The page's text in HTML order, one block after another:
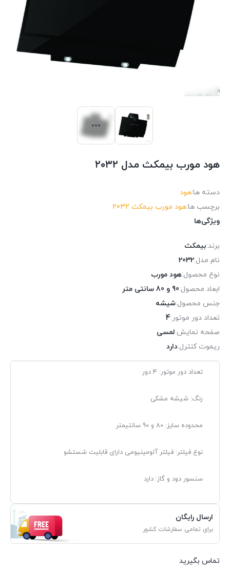
هود مورب بیمکث مدل ۲۰۳۲
دسته ها:هود
برچسب ها:هود مورب بیمکث 2032
ویژگی‌ها
برند:بیمکث
نام مدل:2032
نوع محصول:هود مورب
ابعاد محصول:90 و 80 سانتی متر
جنس محصول:شیشه
تعداد دور موتور:4
صفحه نمایش:لمسی
ریموت کنترل:دارد
تعداد دور موتور: 4 دور
رنگ: شیشه مشکی
محدوده سایز: 80 و 90 سانتیمتر
نوع فیلتر: فیلتر آلومینیومی دارای قابلیت شستشو
سنسور دود و گاز: دارد
ارسال رایگان
برای تمامی سفارشات کشور
تماس بگیرید